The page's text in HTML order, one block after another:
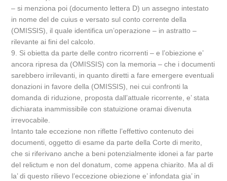
– si menziona poi (documento lettera D) un assegno intestato
in nome del de cuius e versato sul conto corrente della
(OMISSIS), il quale identifica un’operazione – in astratto –
rilevante ai fini del calcolo.
9. Si obietta da parte delle contro ricorrenti – e l’obiezione e’
ancora ripresa da (OMISSIS) con la memoria – che i documenti
sarebbero irrilevanti, in quanto diretti a fare emergere eventuali
donazioni in favore della (OMISSIS), nei cui confronti la
domanda di riduzione, proposta dall’attuale ricorrente, e’ stata
dichiarata inammissibile con statuizione oramai divenuta
irrevocabile.
Intanto tale eccezione non riflette l’effettivo contenuto dei
documenti, oggetto di esame da parte della Corte di merito,
che si riferivano anche a beni potenzialmente idonei a far parte
del relictum e non del donatum, come appena chiarito. Ma al di
la’ di questo rilievo l’eccezione obiezione e’ infondata gia’ in